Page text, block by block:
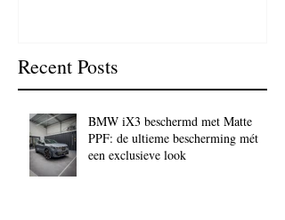
Recent Posts
BMW iX3 beschermd met Matte
PPF: de ultieme bescherming mét
een exclusieve look